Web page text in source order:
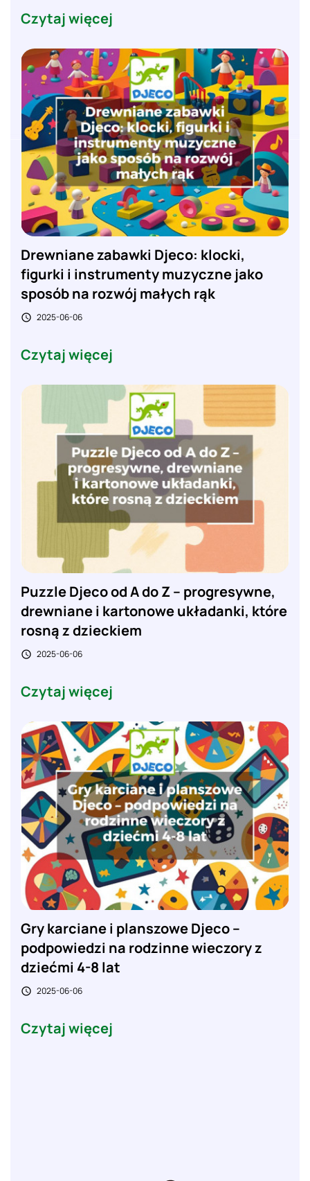
Czytaj więcej
Drewniane zabawki Djeco: klocki,
figurki i instrumenty muzyczne jako
sposób na rozwój małych rąk
 2025-06-06
Czytaj więcej
Puzzle Djeco od A do Z – progresywne,
drewniane i kartonowe układanki, które
rosną z dzieckiem
 2025-06-06
Czytaj więcej
Gry karciane i planszowe Djeco –
podpowiedzi na rodzinne wieczory z
dziećmi 4-8 lat
 2025-06-06
Czytaj więcej